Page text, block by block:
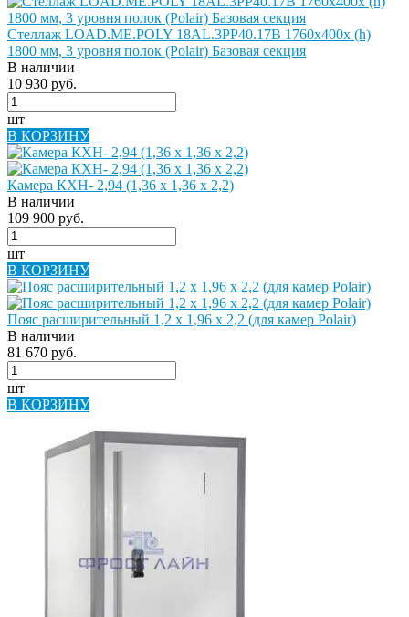
Стеллаж LOAD.ME.POLY 18AL.3PP40.17B 1760х400х (h)
1800 мм, 3 уровня полок (Polair) Базовая секция
В наличии
10 930 руб.
шт
В КОРЗИНУ
Камера КХН- 2,94 (1,36 х 1,36 х 2,2)
В наличии
109 900 руб.
шт
В КОРЗИНУ
Пояс расширительный 1,2 х 1,96 х 2,2 (для камер Polair)
В наличии
81 670 руб.
шт
В КОРЗИНУ